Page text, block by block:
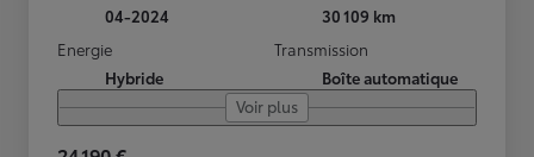
04-2024
30 109 km
Energie
Hybride
Transmission
Boîte automatique
Voir plus